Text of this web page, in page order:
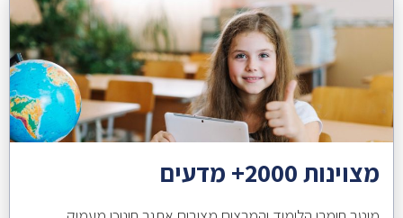
מצוינות 2000+ מדעים